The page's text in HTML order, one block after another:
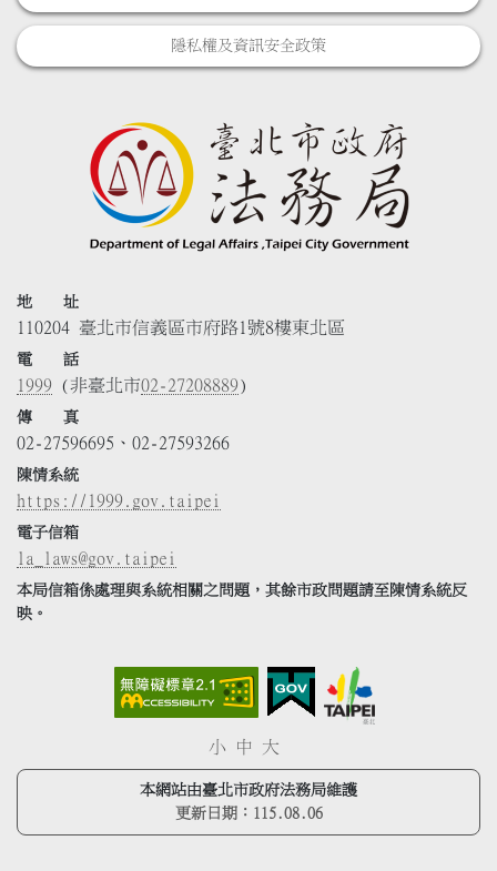
隱私權及資訊安全政策
地 址
110204 臺北市信義區市府路1號8樓東北區
電 話
1999 (非臺北市02-27208889)
傳 真
02-27596695、02-27593266
陳情系統
https://1999.gov.taipei
電子信箱
la_laws@gov.taipei
本局信箱係處理與系統相關之問題，其餘市政問題請至陳情系統反
映。
小 中 大
本網站由臺北市政府法務局維護
更新日期： 115.08.06